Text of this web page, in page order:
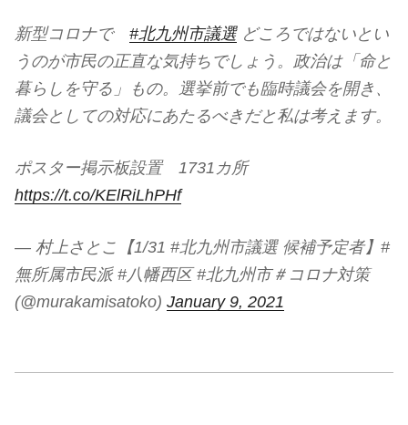
新型コロナで #北九州市議選どころではないとい
うのが市民の正直な気持ちでしょう。政治は「命と
暮らしを守る」もの。選挙前でも臨時議会を開き、
議会としての対応にあたるべきだと私は考えます。
ポスター掲示板設置 1731カ所
https://t.co/KElRiLhPHf
— 村上さとこ【1/31 #北九州市議選 候補予定者】#
無所属市民派 #八幡西区 #北九州市＃コロナ対策
(@murakamisatoko) January 9, 2021